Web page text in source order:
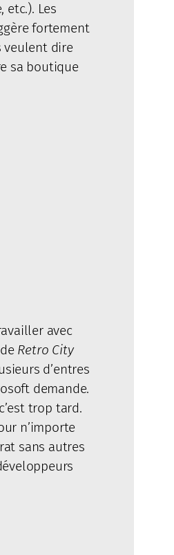
Les
fortement
veulent dire
sa boutique
avec
Retro City
d’entres
demande.
trop tard.
n’importe
sans autres